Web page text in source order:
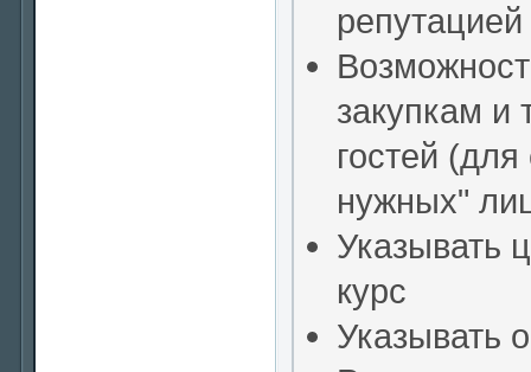
репутацией
закупкам и
гостей
нужных"
Указывать
курс
Указывать